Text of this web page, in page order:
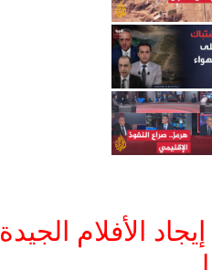
الأفلام الجيدة